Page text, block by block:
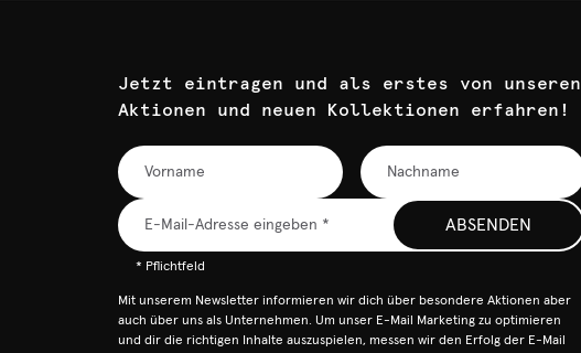
Jetzt eintragen und als erstes von unseren
Aktionen und neuen Kollektionen erfahren!
ABSENDEN
* Pflichtfeld
Mit unserem Newsletter informieren wir dich über besondere Aktionen aber
auch über uns als Unternehmen. Um unser E-Mail Marketing zu optimieren
und dir die richtigen Inhalte auszuspielen, messen wir den Erfolg der E-Mail